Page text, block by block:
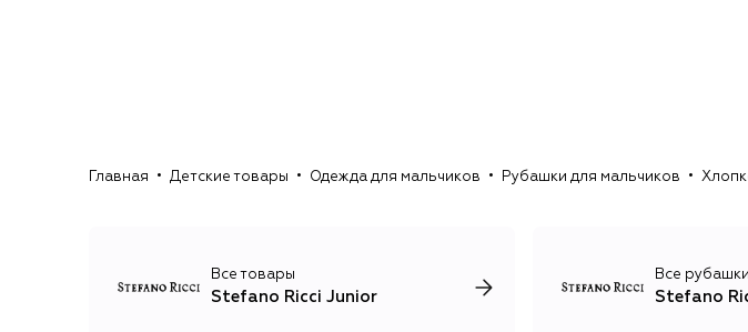
Главная Детские товары Одежда для мальчиков Рубашки для мальчиков
Все товары
Stefano Ricci Junior
Все рубашки
Stefano